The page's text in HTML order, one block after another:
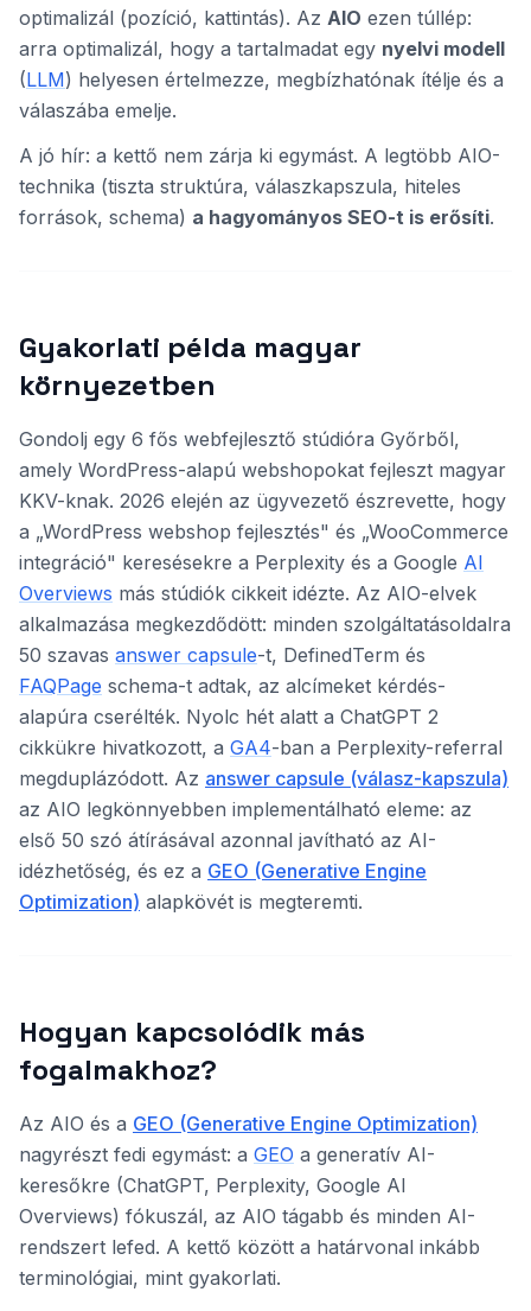
optimalizál (pozíció, kattintás). Az AIO ezen túllép:
arra optimalizál, hogy a tartalmadat egy nyelvi modell
(LLM) helyesen értelmezze, megbízhatónak ítélje és a
válaszába emelje.
A jó hír: a kettő nem zárja ki egymást. A legtöbb AIO-
technika (tiszta struktúra, válaszkapszula, hiteles
források, schema) a hagyományos SEO-t is erősíti.
Gyakorlati példa magyar
környezetben
Gondolj egy 6 fős webfejlesztő stúdióra Győrből,
amely WordPress-alapú webshopokat fejleszt magyar
KKV-knak. 2026 elején az ügyvezető észrevette, hogy
a „WordPress webshop fejlesztés" és „WooCommerce
integráció" keresésekre a Perplexity és a Google AI
Overviews más stúdiók cikkeit idézte. Az AIO-elvek
alkalmazása megkezdődött: minden szolgáltatásoldalra
50 szavas answer capsule-t, DefinedTerm és
FAQPage schema-t adtak, az alcímeket kérdés-
alapúra cserélték. Nyolc hét alatt a ChatGPT 2
cikkükre hivatkozott, a GA4-ban a Perplexity-referral
megduplázódott. Az answer capsule (válasz-kapszula)
az AIO legkönnyebben implementálható eleme: az
első 50 szó átírásával azonnal javítható az AI-
idézhetőség, és ez a GEO (Generative Engine
Optimization) alapkövét is megteremti.
Hogyan kapcsolódik más
fogalmakhoz?
Az AIO és a GEO (Generative Engine Optimization)
nagyrészt fedi egymást: a GEO a generatív AI-
keresőkre (ChatGPT, Perplexity, Google AI
Overviews) fókuszál, az AIO tágabb és minden AI-
rendszert lefed. A kettő között a határvonal inkább
terminológiai, mint gyakorlati.